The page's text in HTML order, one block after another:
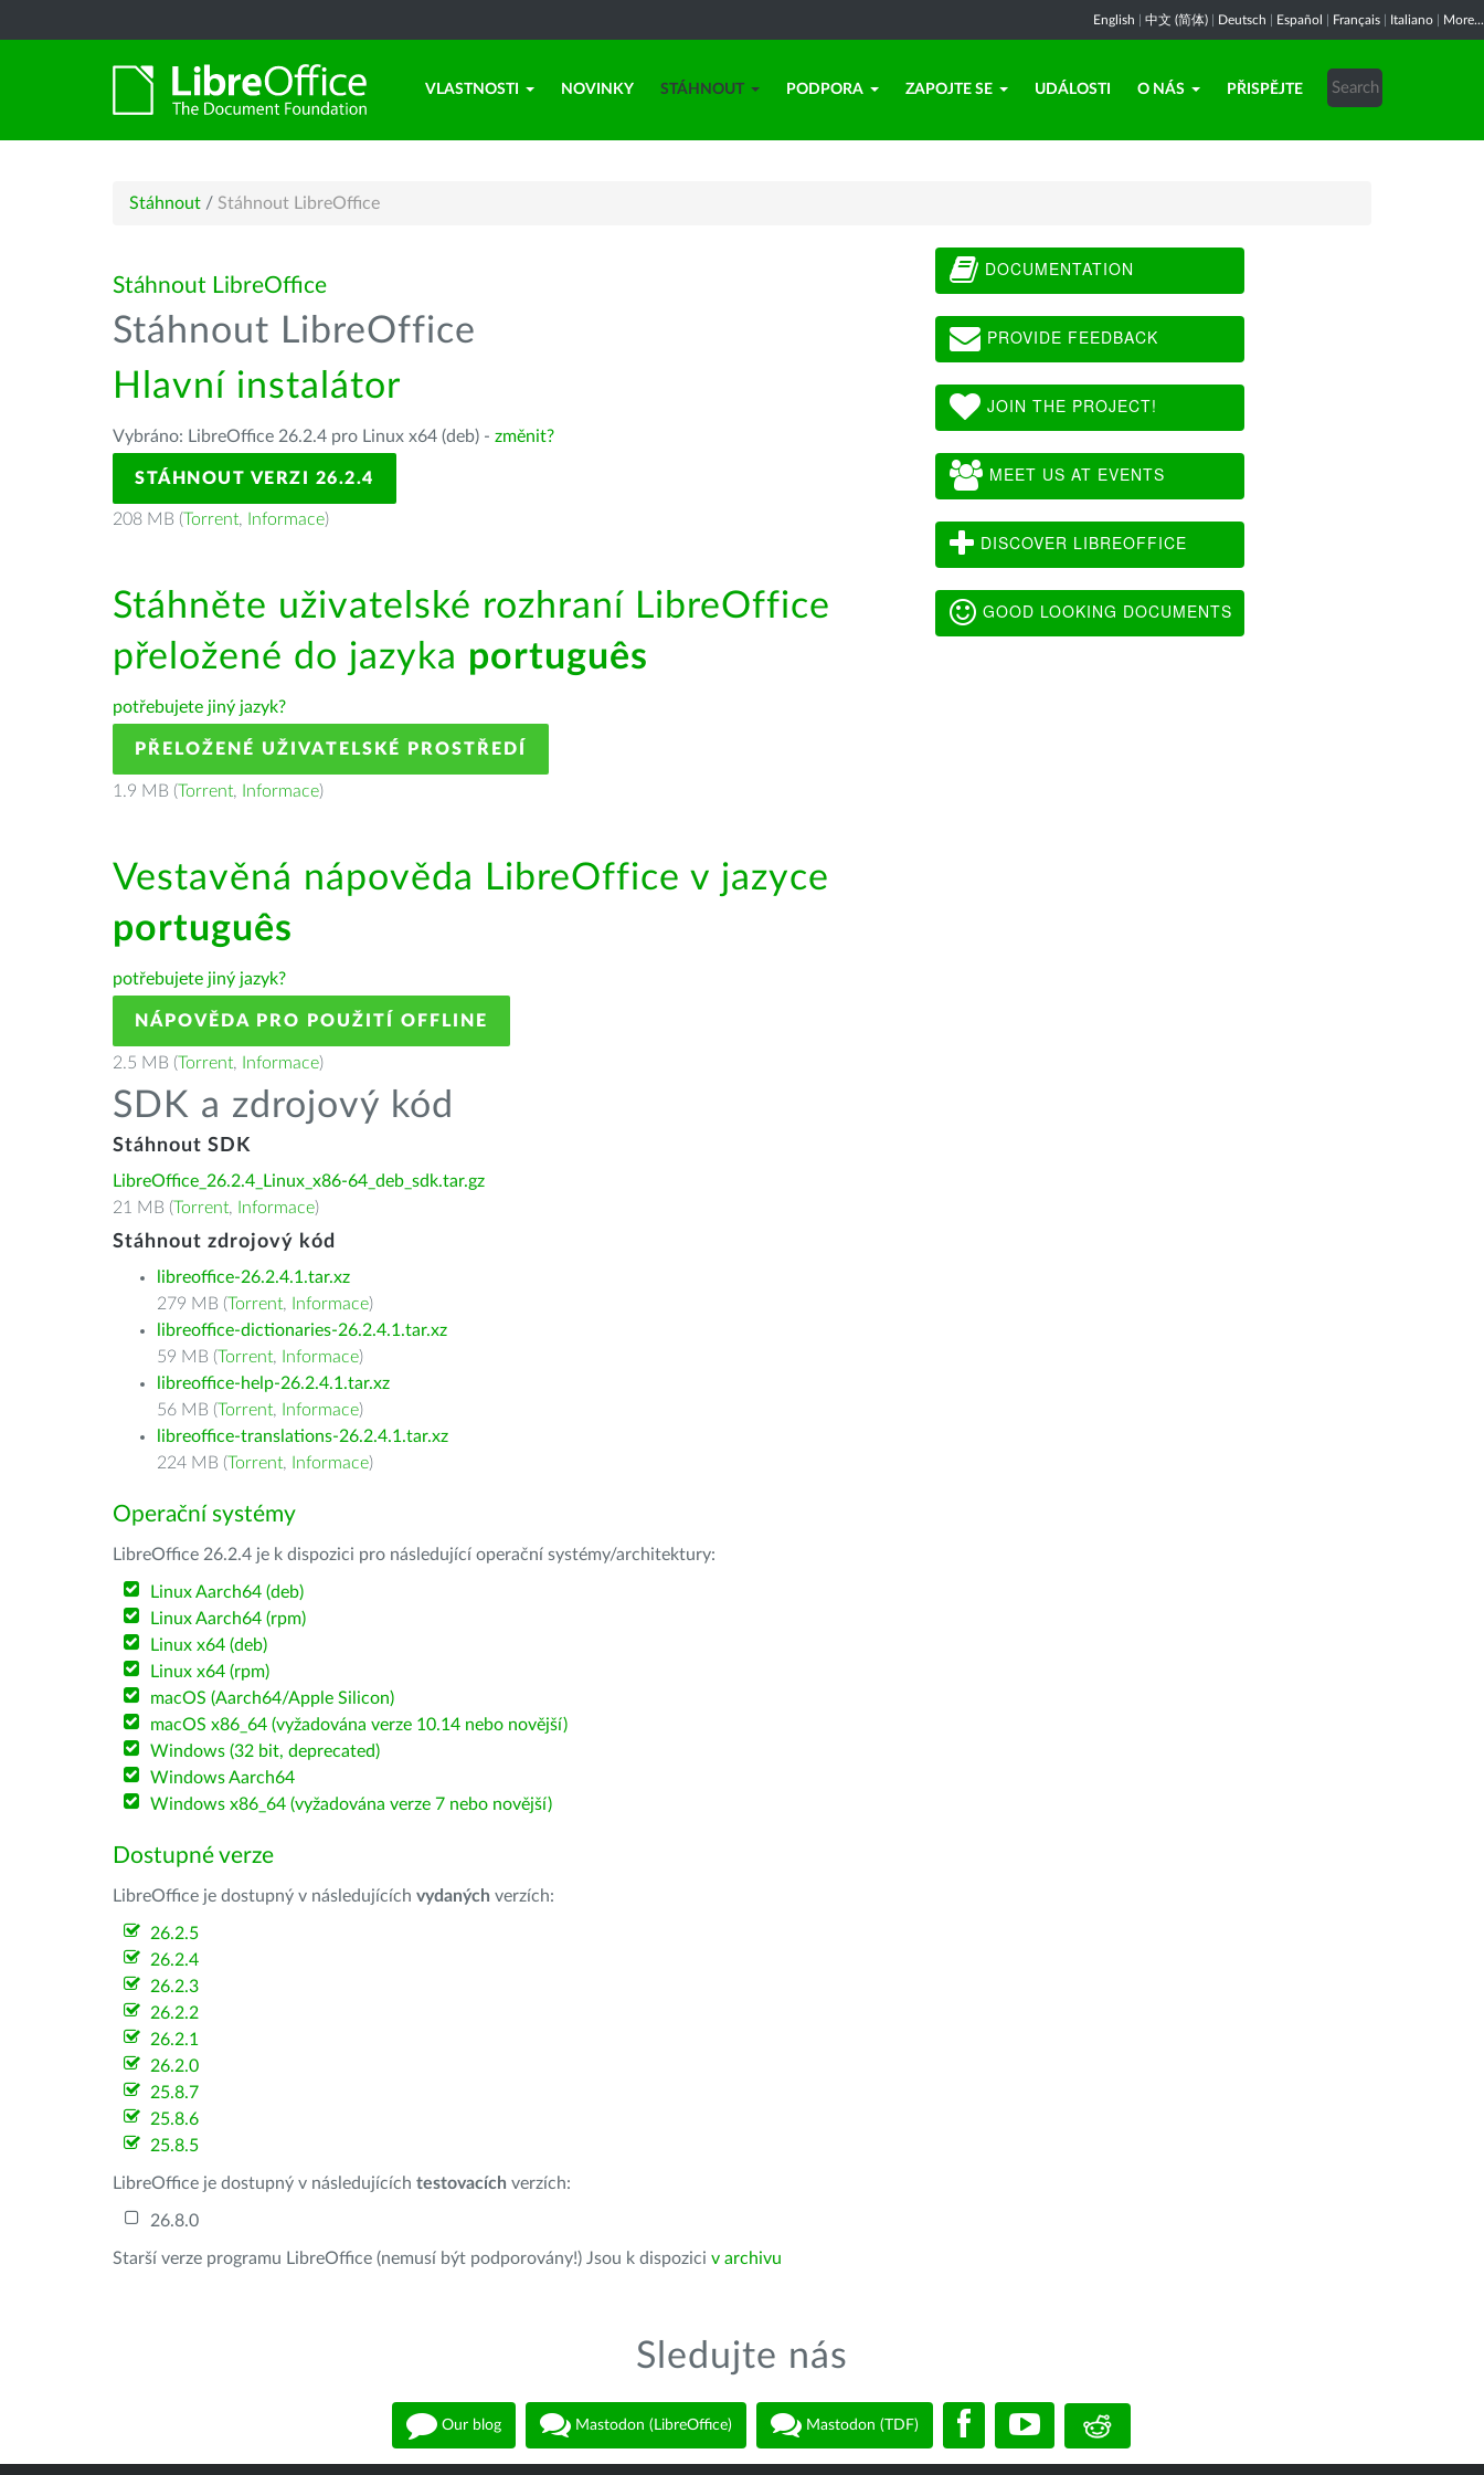
English 中文 (简体) Deutsch Español Français Italiano More...
VLASTNOSTI NOVINKY STÁHNOUT PODPORA ZAPOJTE SE UDÁLOSTI O NÁS PŘISPĚJTE
Stáhnout / Stáhnout LibreOffice
Stáhnout LibreOffice
Stáhnout LibreOffice
Hlavní instalátor
Vybráno: LibreOffice 26.2.4 pro Linux x64 (deb) - změnit?
STÁHNOUT VERZI 26.2.4
208 MB (Torrent, Informace)
Stáhněte uživatelské rozhraní LibreOffice
přeložené do jazyka português
potřebujete jiný jazyk?
PŘELOŽENÉ UŽIVATELSKÉ PROSTŘEDÍ
1.9 MB (Torrent, Informace)
Vestavěná nápověda LibreOffice v jazyce
português
potřebujete jiný jazyk?
NÁPOVĚDA PRO POUŽITÍ OFFLINE
2.5 MB (Torrent, Informace)
SDK a zdrojový kód
Stáhnout SDK
LibreOffice_26.2.4_Linux_x86-64_deb_sdk.tar.gz
21 MB (Torrent, Informace)
Stáhnout zdrojový kód
libreoffice-26.2.4.1.tar.xz
279 MB (Torrent, Informace)
libreoffice-dictionaries-26.2.4.1.tar.xz
59 MB (Torrent, Informace)
libreoffice-help-26.2.4.1.tar.xz
56 MB (Torrent, Informace)
libreoffice-translations-26.2.4.1.tar.xz
224 MB (Torrent, Informace)
Operační systémy
LibreOffice 26.2.4 je k dispozici pro následující operační systémy/architektury:
Linux Aarch64 (deb)
Linux Aarch64 (rpm)
Linux x64 (deb)
Linux x64 (rpm)
macOS (Aarch64/Apple Silicon)
macOS x86_64 (vyžadována verze 10.14 nebo novější)
Windows (32 bit, deprecated)
Windows Aarch64
Windows x86_64 (vyžadována verze 7 nebo novější)
Dostupné verze
LibreOffice je dostupný v následujících vydaných verzích:
26.2.5
26.2.4
26.2.3
26.2.2
26.2.1
26.2.0
25.8.7
25.8.6
25.8.5
LibreOffice je dostupný v následujících testovacích verzích:
26.8.0
Starší verze programu LibreOffice (nemusí být podporovány!) Jsou k dispozici v archivu
DOCUMENTATION
PROVIDE FEEDBACK
JOIN THE PROJECT!
MEET US AT EVENTS
DISCOVER LIBREOFFICE
GOOD LOOKING DOCUMENTS
Sledujte nás
Our blog Mastodon (LibreOffice) Mastodon (TDF)